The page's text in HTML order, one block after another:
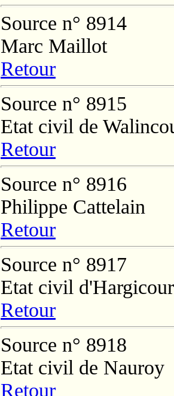
Source n° 8914
Marc Maillot
Retour
Source n° 8915
Etat civil de
Retour
Source n° 8916
Philippe Cattelain
Retour
Source n° 8917
Etat civil
Retour
Source n° 8918
Etat civil de Nauroy
Retour